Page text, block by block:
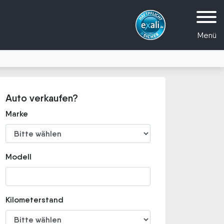
Menü
Auto verkaufen?
Marke
Modell
Kilometerstand